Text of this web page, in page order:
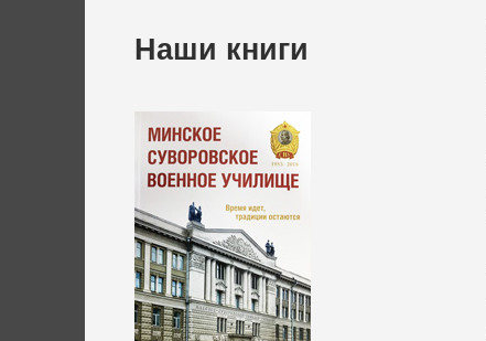
Наши книги